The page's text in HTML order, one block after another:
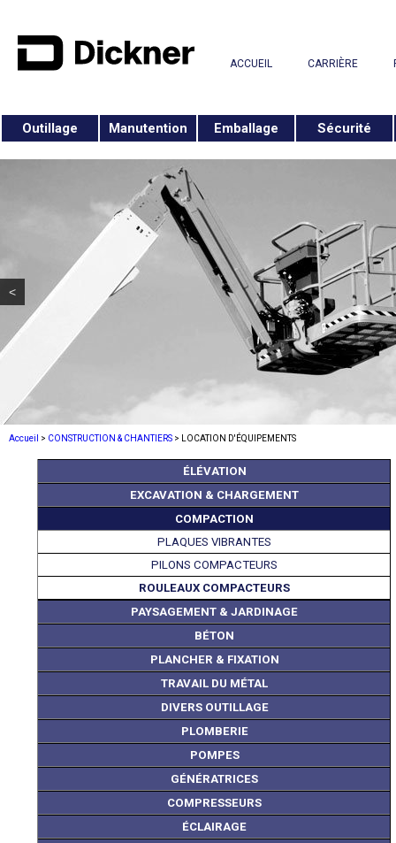
ACCUEIL CARRIÈRE
Outillage Manutention Emballage Sécurité
<
Accueil > CONSTRUCTION & CHANTIERS > LOCATION D'ÉQUIPEMENTS
ÉLÉVATION
EXCAVATION & CHARGEMENT
COMPACTION
PLAQUES VIBRANTES
PILONS COMPACTEURS
ROULEAUX COMPACTEURS
PAYSAGEMENT & JARDINAGE
BÉTON
PLANCHER & FIXATION
TRAVAIL DU MÉTAL
DIVERS OUTILLAGE
PLOMBERIE
POMPES
GÉNÉRATRICES
COMPRESSEURS
ÉCLAIRAGE